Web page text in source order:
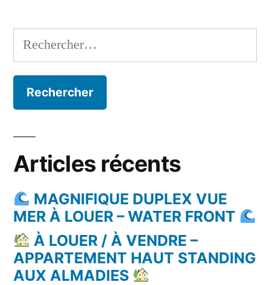
Rechercher :
Articles récents
MAGNIFIQUE DUPLEX VUE
MER À LOUER – WATER FRONT
À LOUER / À VENDRE –
APPARTEMENT HAUT STANDING
AUX ALMADIES